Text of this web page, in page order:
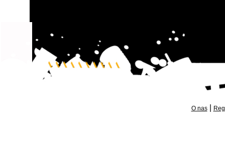
O nas|